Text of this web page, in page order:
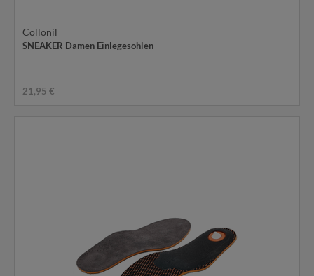
Collonil
SNEAKER Damen Einlegesohlen
21,95 €